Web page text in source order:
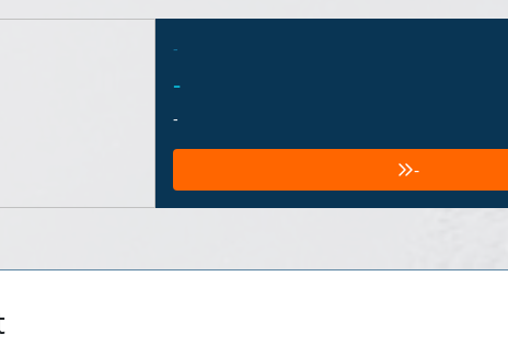
-
-
-
-